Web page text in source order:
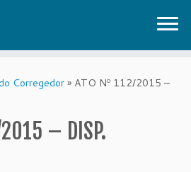
Corregedor » ATO Nº 112/2015 –
– DISP.